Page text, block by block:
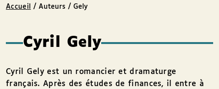
Accueil / Auteurs / Gely
Cyril Gely
Cyril Gely est un romancier et dramaturge
français. Après des études de finances, il entre à